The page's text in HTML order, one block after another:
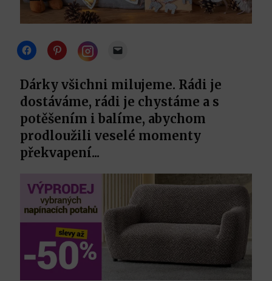
Click
to
Facebook
(Opens
new
window)
Click
to
Pinterest
(Opens
in
new
window)
share
on
Instagram
(Opens
in
new
window)
link
to
a
friend
(Opens
in
new
window)
Dárky všichni milujeme. Rádi je
dostáváme, rádi je chystáme a s
potěšením i balíme, abychom
prodloužili veselé momenty
překvapení...